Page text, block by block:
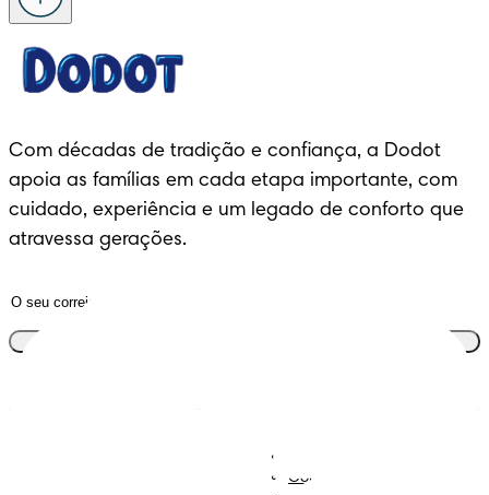
Com décadas de tradição e confiança, a Dodot
apoia as famílias em cada etapa importante, com
cuidado, experiência e um legado de conforto que
atravessa gerações.
Contacta-nos